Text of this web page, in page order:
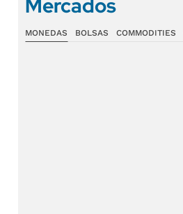
Mercados
MONEDAS BOLSAS COMMODITIES